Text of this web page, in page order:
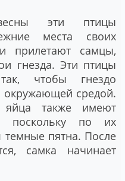
эти птицы
места своих
прилетают самцы,
гнезда. Эти птицы
чтобы гнездо
окружающей средой.
также имеют
поскольку по их
темные пятна. После
самка начинает